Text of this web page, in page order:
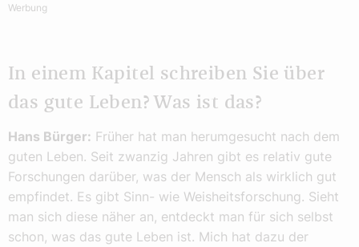
Werbung
In einem Kapitel schreiben Sie über
das gute Leben? Was ist das?
Hans Bürger: Früher hat man herumgesucht nach dem
guten Leben. Seit zwanzig Jahren gibt es relativ gute
Forschungen darüber, was der Mensch als wirklich gut
empfindet. Es gibt Sinn- wie Weisheitsforschung. Sieht
man sich diese näher an, entdeckt man für sich selbst
schon, was das gute Leben ist. Mich hat dazu der